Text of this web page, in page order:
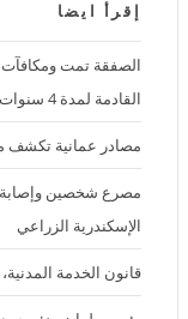
الصفقة تمت
القادمة لمدة 4 سنوات
مصادر عمانية تكشف
مصرع شخصين وإصابة
الإسكندرية الزراعي
قانون الخدمة
رئيس طرابزون: محمد صلاح رفض عروض